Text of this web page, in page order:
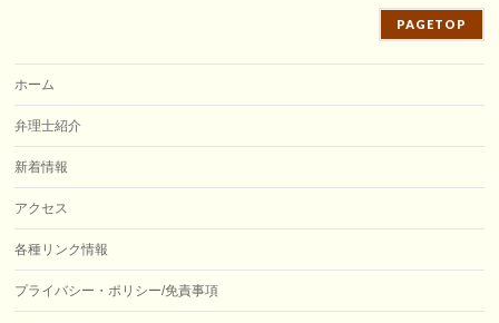
PAGETOP
ホーム
弁理士紹介
新着情報
アクセス
各種リンク情報
プライバシー・ポリシー/免責事項